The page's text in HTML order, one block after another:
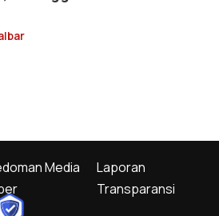
Media
Laporan
Transparansi